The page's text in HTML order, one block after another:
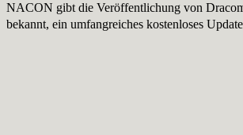
NACON gibt die Veröffentlichung von
bekannt, ein umfangreiches kostenloses